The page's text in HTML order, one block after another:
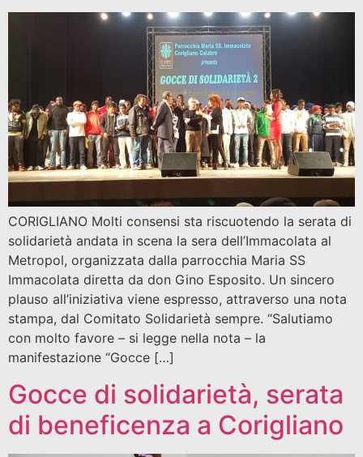
CORIGLIANO Molti consensi sta riscuotendo la serata di
solidarietà andata in scena la sera dell’Immacolata al
Metropol, organizzata dalla parrocchia Maria SS
Immacolata diretta da don Gino Esposito. Un sincero
plauso all’iniziativa viene espresso, attraverso una nota
stampa, dal Comitato Solidarietà sempre. “Salutiamo
con molto favore – si legge nella nota – la
manifestazione “Gocce […]
Gocce di solidarietà, serata
di beneficenza a Corigliano